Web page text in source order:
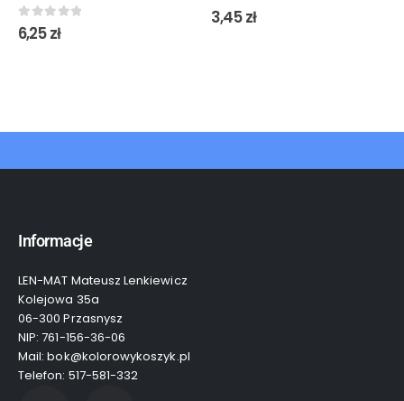
0out of 5
6,25zł
0out of 5
3,45zł
Informacje
LEN-MAT Mateusz Lenkiewicz
Kolejowa 35a
06-300 Przasnysz
NIP: 761-156-36-06
Mail: bok@kolorowykoszyk.pl
Telefon: 517-581-332